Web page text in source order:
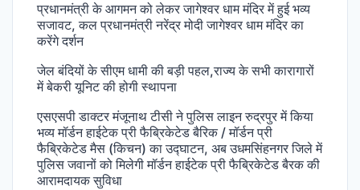
प्रधानमंत्री के आगमन को लेकर जागेश्वर धाम मंदिर में हुई भव्य
सजावट, कल प्रधानमंत्री नरेंद्र मोदी जागेश्वर धाम मंदिर का
करेंगे दर्शन
जेल बंदियों के सीएम धामी की बड़ी पहल,राज्य के सभी कारागारों
में बेकरी यूनिट की होगी स्थापना
एसएसपी डाक्टर मंजूनाथ टीसी ने पुलिस लाइन रुद्रपुर में किया
भव्य मॉर्डन हाईटेक प्री फैब्रिकेटेड बैरिक / मॉर्डन प्री
फैब्रिकेटेड मैस (किचन) का उद्घाटन, अब उधमसिंहनगर जिले में
पुलिस जवानों को मिलेगी मॉर्डन हाईटेक प्री फैब्रिकेटेड बैरक की
आरामदायक सुविधा